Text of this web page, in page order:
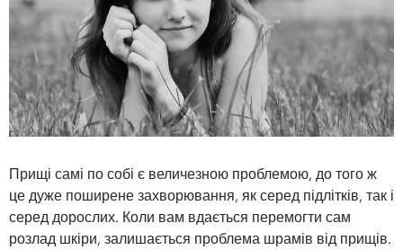
Прищі самі по собі є величезною проблемою, до того ж
це дуже поширене захворювання, як серед підлітків, так і
серед дорослих. Коли вам вдається перемогти сам
розлад шкіри, залишається проблема шрамів від прищів.